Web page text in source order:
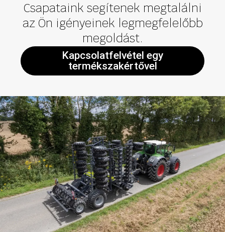
Csapataink segítenek megtalálni
az Ön igényeinek legmegfelelőbb
megoldást.
Kapcsolatfelvétel egy
termékszakértővel